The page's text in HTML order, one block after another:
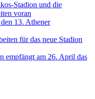
Stadion und die
voran
13. Athener
für das neue Stadion
empfängt am 26. April das